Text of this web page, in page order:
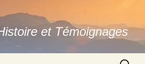
et Témoignages